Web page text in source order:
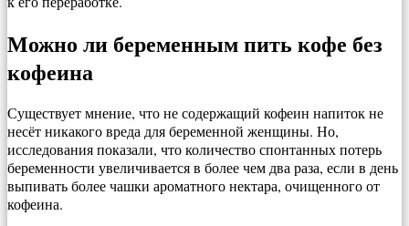
Можно ли беременным пить кофе без
кофеина
Существует мнение, что не содержащий кофеин напиток не
несёт никакого вреда для беременной женщины. Но,
исследования показали, что количество спонтанных потерь
беременности увеличивается в более чем два раза, если в день
выпивать более чашки ароматного нектара, очищенного от
кофеина.